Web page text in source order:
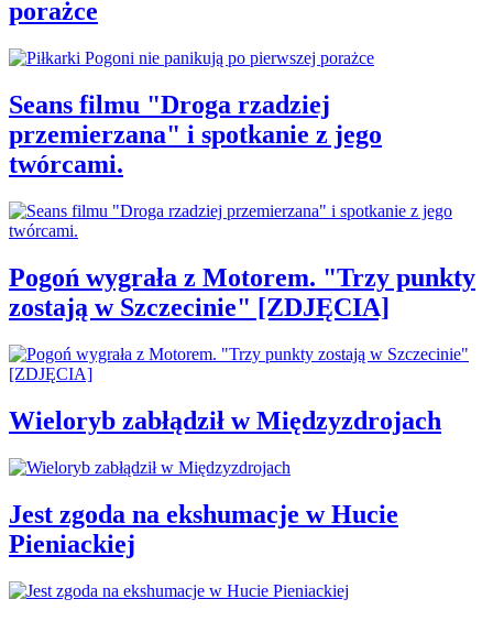
porażce
Seans filmu "Droga rzadziej
przemierzana" i spotkanie z jego
twórcami.
Pogoń wygrała z Motorem. "Trzy punkty
zostają w Szczecinie" [ZDJĘCIA]
Wieloryb zabłądził w Międzyzdrojach
Jest zgoda na ekshumacje w Hucie
Pieniackiej